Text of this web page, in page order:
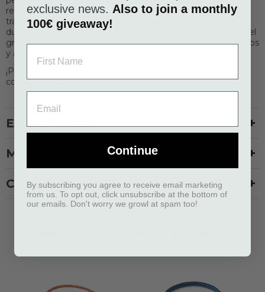
resistentes a manchas y al agua, y con un suave acolchado
transpirable. El arnés es fácil de usar y cómodo para el perro
durante cualquier nivel de actividad. Las correas ajustables, el
gran panel de velcro y la forma 3D garantizan paseos seguros
y adaptación a la forma del cuerpo de cada perro.
¡Prueba nuestra gama de correas y collares a juego para un
conjunto completo!
Especificación
Materiales
Cuidado
exclusive news. Also to join a monthly
100€ giveaway!
Continue
By subscribing you agree to receive email marketing
from us. To opt out, click unsubscribe at the bottom of
our emails. Don't worry we growl at spam too!